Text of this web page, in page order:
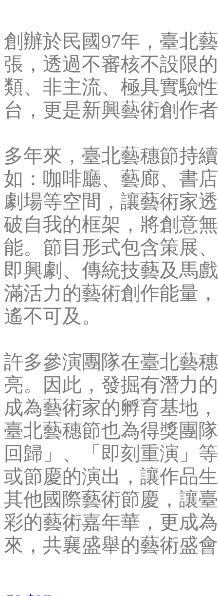
創辦於民國97年，臺北
張，透過不審核不設限
類、非主流、極具實驗
台，更是新興藝術創作
多年來，臺北藝穗節持
如：咖啡廳、藝廊、書
劇場等空間，讓藝術家
破自我的框架，將創意
能。節目形式包含策展
即興劇、傳統技藝及馬
滿活力的藝術創作能量
遙不可及。
許多參演團隊在臺北藝
亮。因此，發掘有潛力
成為藝術家的孵育基地
臺北藝穗節也為得獎團
回歸」、「即刻重演」
或節慶的演出，讓作品
其他國際藝術節慶，讓
彩的藝術嘉年華，更成
來，共襄盛舉的藝術盛